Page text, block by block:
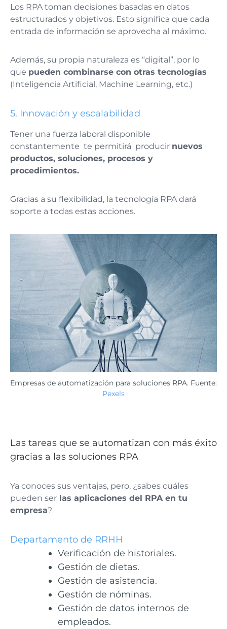
Los RPA toman decisiones basadas en datos
estructurados y objetivos. Esto significa que cada
entrada de información se aprovecha al máximo.
Además, su propia naturaleza es “digital”, por lo
que pueden combinarse con otras tecnologías
(Inteligencia Artificial, Machine Learning, etc.)
5. Innovación y escalabilidad
Tener una fuerza laboral disponible
constantemente te permitirá producir nuevos
productos, soluciones, procesos y
procedimientos.
Gracias a su flexibilidad, la tecnología RPA dará
soporte a todas estas acciones.
Empresas de automatización para soluciones RPA. Fuente:
Pexels
Las tareas que se automatizan con más éxito
gracias a las soluciones RPA
Ya conoces sus ventajas, pero, ¿sabes cuáles
pueden ser las aplicaciones del RPA en tu
empresa?
Departamento de RRHH
Verificación de historiales.
Gestión de dietas.
Gestión de asistencia.
Gestión de nóminas.
Gestión de datos internos de
empleados.